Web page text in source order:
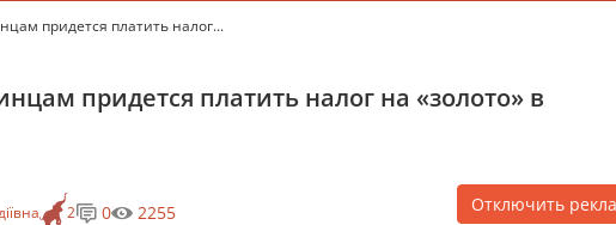
придется платить налог...
придется платить налог на «золото» в
2 0 2255 Отключить